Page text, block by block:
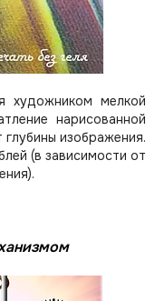
художником мелкой
нарисованной
изображения.
(в зависимости от